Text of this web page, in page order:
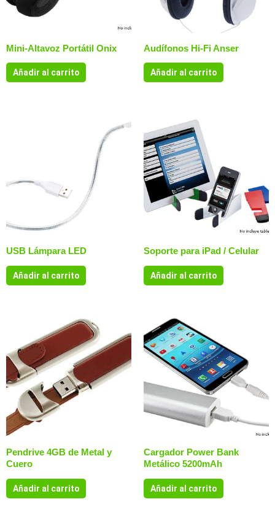
Mini-Altavoz Portátil Onix
Añadir al carrito
Audífonos Hi-Fi Anser
Añadir al carrito
USB Lámpara LED
Añadir al carrito
Soporte para iPad / Celular
Añadir al carrito
Pendrive 4GB de Metal y
Cuero
Añadir al carrito
Cargador Power Bank
Metálico 5200mAh
Añadir al carrito